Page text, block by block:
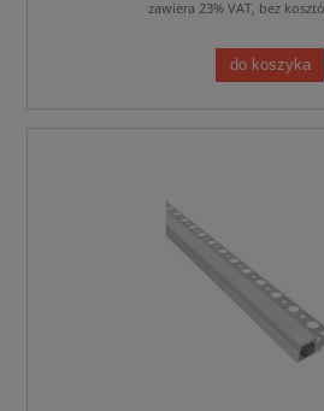
zawiera 23% VAT, bez
do koszyka